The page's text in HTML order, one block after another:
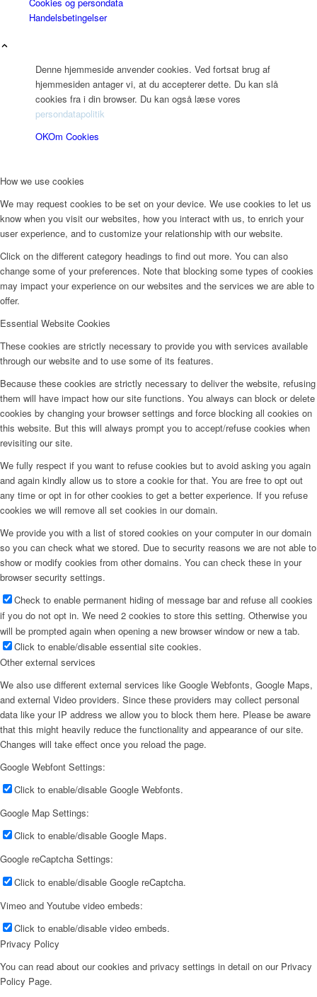
Handelsbetingelser
Denne hjemmeside anvender cookies. Ved fortsat brug af
hjemmesiden antager vi, at du accepterer dette. Du kan slå
cookies fra i din browser. Du kan også læse vores
persondatapolitik
OKOm Cookies
How we use cookies
We may request cookies to be set on your device. We use cookies to let us
know when you visit our websites, how you interact with us, to enrich your
user experience, and to customize your relationship with our website.
Click on the different category headings to find out more. You can also
change some of your preferences. Note that blocking some types of cookies
may impact your experience on our websites and the services we are able to
offer.
Essential Website Cookies
These cookies are strictly necessary to provide you with services available
through our website and to use some of its features.
Because these cookies are strictly necessary to deliver the website, refusing
them will have impact how our site functions. You always can block or delete
cookies by changing your browser settings and force blocking all cookies on
this website. But this will always prompt you to accept/refuse cookies when
revisiting our site.
We fully respect if you want to refuse cookies but to avoid asking you again
and again kindly allow us to store a cookie for that. You are free to opt out
any time or opt in for other cookies to get a better experience. If you refuse
cookies we will remove all set cookies in our domain.
We provide you with a list of stored cookies on your computer in our domain
so you can check what we stored. Due to security reasons we are not able to
show or modify cookies from other domains. You can check these in your
browser security settings.
Check to enable permanent hiding of message bar and refuse all cookies
if you do not opt in. We need 2 cookies to store this setting. Otherwise you
will be prompted again when opening a new browser window or new a tab.
Click to enable/disable essential site cookies.
Other external services
We also use different external services like Google Webfonts, Google Maps,
and external Video providers. Since these providers may collect personal
data like your IP address we allow you to block them here. Please be aware
that this might heavily reduce the functionality and appearance of our site.
Changes will take effect once you reload the page.
Google Webfont Settings:
Click to enable/disable Google Webfonts.
Google Map Settings:
Click to enable/disable Google Maps.
Google reCaptcha Settings:
Click to enable/disable Google reCaptcha.
Vimeo and Youtube video embeds:
Click to enable/disable video embeds.
Privacy Policy
You can read about our cookies and privacy settings in detail on our Privacy
Policy Page.